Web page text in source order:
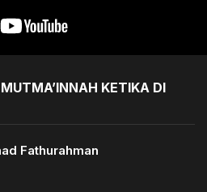
KETIKA DI
Fathurahman